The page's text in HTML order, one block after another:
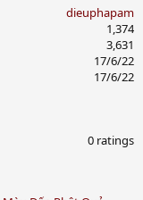
dieuphapam
1,374
3,631
17/6/22
17/6/22
0 ratings